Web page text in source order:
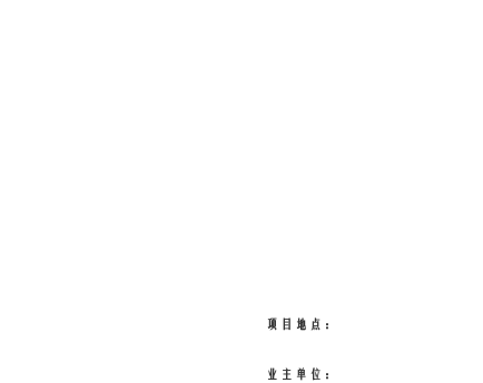
项目地点：
业主单位：